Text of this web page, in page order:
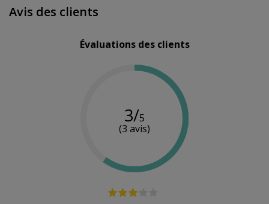
Avis des clients
Évaluations des clients
3/5
(3 avis)